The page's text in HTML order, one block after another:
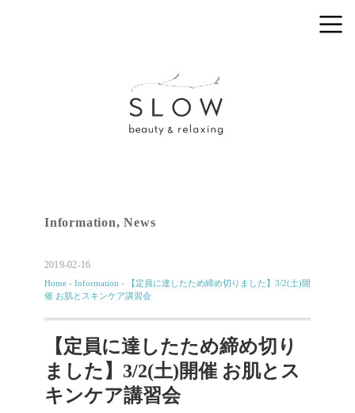
Information,News
2019-02-16
Home › Information ›
【定員に達したため締め切りました】3/2(土)開
催 お肌とスキンケア講習会
【定員に達したため締め切り
ました】3/2(土)開催 お肌とス
キンケア講習会